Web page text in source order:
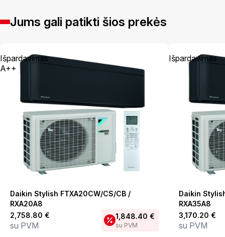
Jums gali patikti šios prekės
Išpardavimas
A++
Daikin Stylish FTXA20CW/CS/CB /
RXA20A8
2,758.80 €
su PVM
1,848.40 €
su PVM
Išpardavimas
Daikin
RXA35A8
3,170.20 €
su PVM